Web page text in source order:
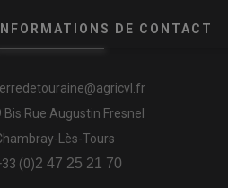
INFORMATIONS DE CONTACT
Bis Rue Augustin Fresnel
Lès-Tours
(0)2 47 25 21 70